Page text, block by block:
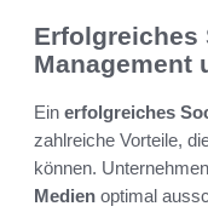
Erfolgreiches
Management
Ein erfolgreiches
zahlreiche Vorteile,
können.
Medien optimal